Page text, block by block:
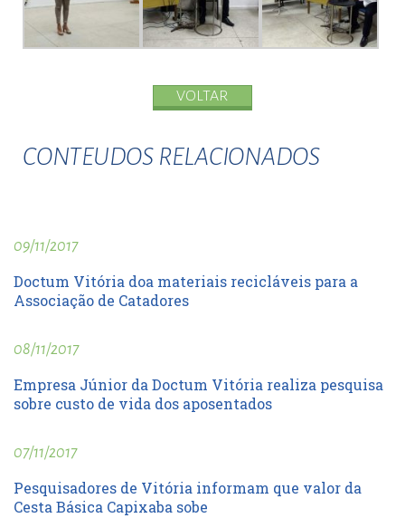
VOLTAR
CONTEUDOS RELACIONADOS
09/11/2017
Doctum Vitória doa materiais recicláveis para a
Associação de Catadores
08/11/2017
Empresa Júnior da Doctum Vitória realiza pesquisa
sobre custo de vida dos aposentados
07/11/2017
Pesquisadores de Vitória informam que valor da
Cesta Básica Capixaba sobe